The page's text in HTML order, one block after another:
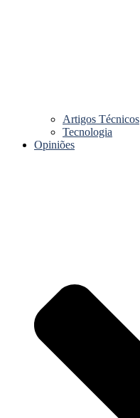
Artigos Técnicos
Tecnologia
Opiniões